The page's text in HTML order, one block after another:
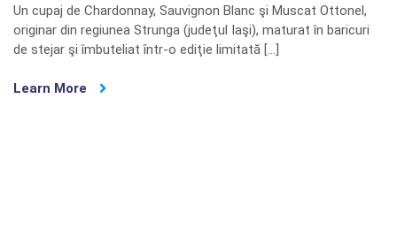
Un cupaj de Chardonnay, Sauvignon Blanc şi Muscat Ottonel,
originar din regiunea Strunga (judeţul Iaşi), maturat în baricuri
de stejar şi îmbuteliat într-o ediţie limitată […]
Learn More